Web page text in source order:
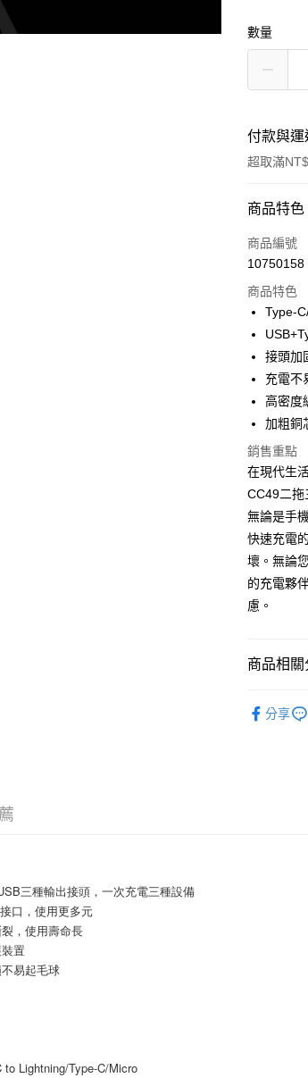
數量
付款與運
超取滿
付款方式
信用卡一次
LINE Pay
Apple Pay
街口支付
悠遊付
運送方式
全家取貨
每筆
付款後全
每筆
每筆
每筆
商品特色
商品編號
10750158
商品特色
Type-
接頭加
充電不
高密度
加粗銅
銷售重點
在現代生
CC49二拖
無論是手
快速充電
壞。無論
的充電夥
慮。
商品相關
分享
三種輸出接頭，一次充電三種設備
口，使用更多元
，使用壽命長
置
易起毛球
to Lightning/Type-C/Micro